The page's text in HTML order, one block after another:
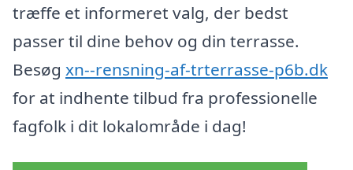
træffe et informeret valg, der bedst
passer til dine behov og din terrasse.
Besøg xn--rensning-af-trterrasse-p6b.dk
for at indhente tilbud fra professionelle
fagfolk i dit lokalområde i dag!